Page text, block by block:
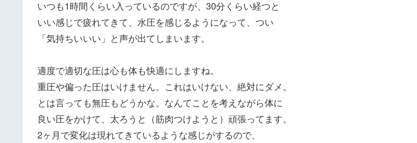
いつも1時間くらい入っているのですが、30分くらい経つと
いい感じで疲れてきて、水圧を感じるようになって、つい
「気持ちいいい」と声が出てしまいます。
適度で適切な圧は心も体も快適にしますね。
重圧や偏った圧はいけません。これはいけない、絶対にダメ。
とは言っても無圧もどうかな。なんてことを考えながら体に
良い圧をかけて、太ろうと（筋肉つけようと）頑張ってます。
2ヶ月で変化は現れてきているような感じがするので、